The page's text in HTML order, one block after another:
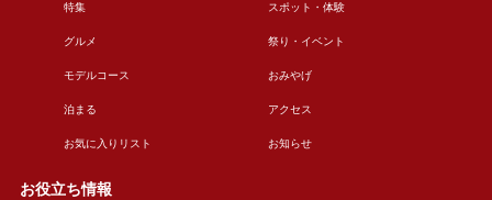
特集 スポット・体験
グルメ 祭り・イベント
モデルコース おみやげ
泊まる アクセス
お気に入りリスト お知らせ
お役立ち情報